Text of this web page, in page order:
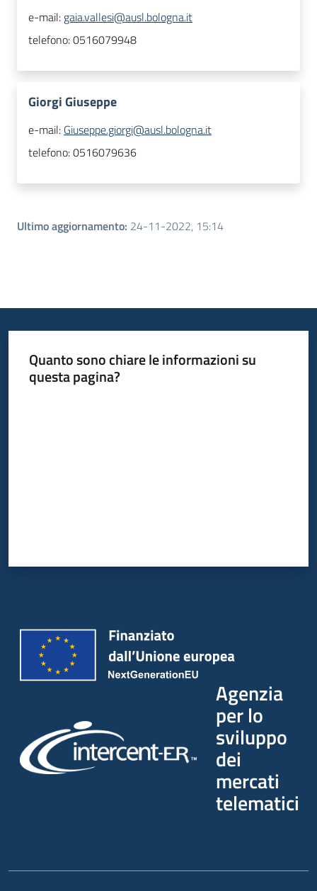
e-mail: gaia.vallesi@ausl.bologna.it
telefono:0516079948
Giorgi Giuseppe
e-mail: Giuseppe.giorgi@ausl.bologna.it
telefono:0516079636
Ultimo aggiornamento: 24-11-2022, 15:14
Quanto sono chiare le informazioni su
questa pagina?
Agenzia
per lo
sviluppo
dei
mercati
telematici